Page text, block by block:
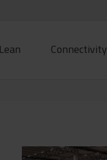
Lean Connectivity